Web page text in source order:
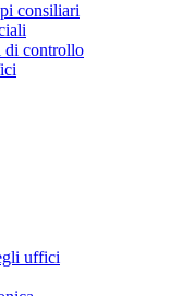
consiliari
di controllo
uffici